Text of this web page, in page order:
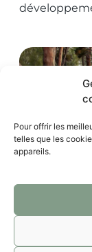
Pour offrir les
telles que les
appareils.
SATIVA